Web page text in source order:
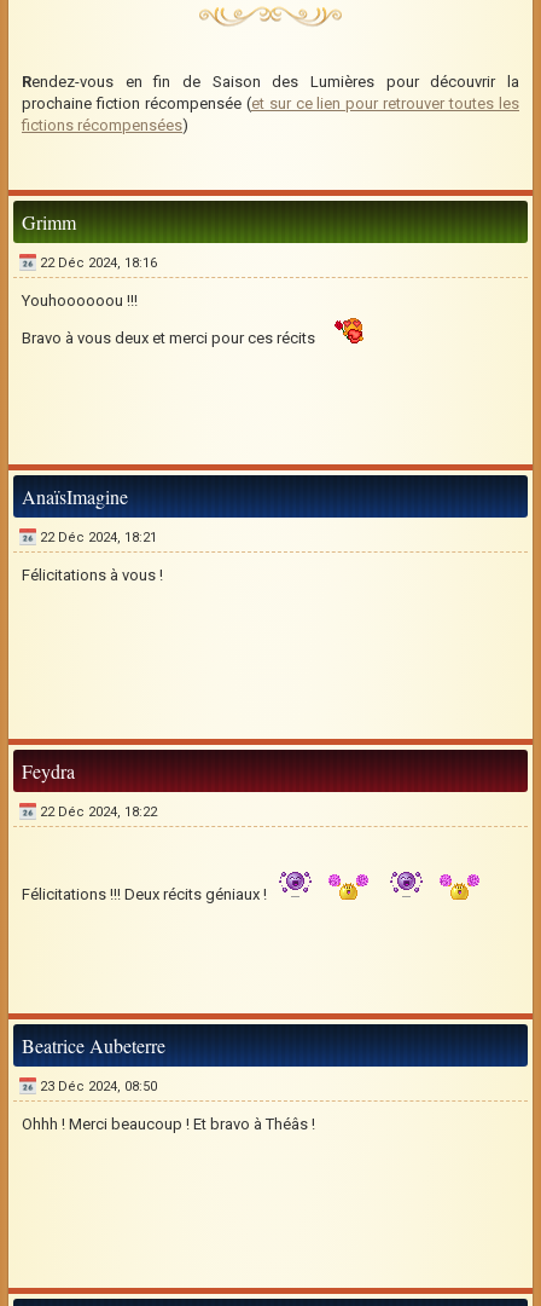
Rendez-vous en fin de Saison des Lumières pour découvrir la
prochaine fiction récompensée (et sur ce lien pour retrouver toutes les
fictions récompensées)
Grimm
22 Déc 2024, 18:16
Youhoooooou !!!
Bravo à vous deux et merci pour ces récits
AnaïsImagine
22 Déc 2024, 18:21
Félicitations à vous !
Feydra
22 Déc 2024, 18:22
Félicitations !!! Deux récits géniaux !
Beatrice Aubeterre
23 Déc 2024, 08:50
Ohhh ! Merci beaucoup ! Et bravo à Théâs !